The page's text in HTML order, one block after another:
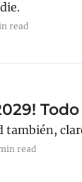
read
también,
read